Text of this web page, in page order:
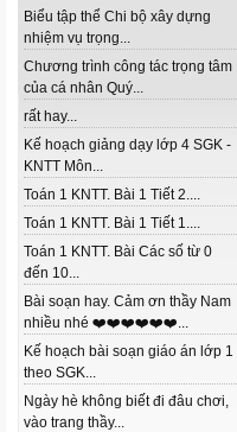
Biểu tập thể Chi bộ xây dựng
nhiệm vụ trọng...
Chương trình công tác trọng tâm
của cá nhân Quý...
rất hay...
Kế hoạch giảng dạy lớp 4 SGK -
KNTT Môn...
Toán 1 KNTT. Bài 1 Tiết 2....
Toán 1 KNTT. Bài 1 Tiết 1....
Toán 1 KNTT. Bài Các số từ 0
đến 10...
Bài soạn hay. Cảm ơn thầy Nam
nhiều nhé ❤️❤️❤️❤️❤️❤️...
Kế hoạch bài soạn giáo án lớp 1
theo SGK...
Ngày hè không biết đi đâu chơi,
vào trang thầy...